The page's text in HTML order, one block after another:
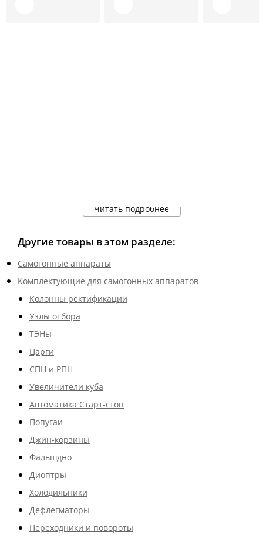
Читать подробнее
Другие товары в этом разделе:
Самогонные аппараты
Комплектующие для самогонных аппаратов
Колонны ректификации
Узлы отбора
ТЭНы
Царги
СПН и РПН
Увеличители куба
Автоматика Старт-стоп
Попугаи
Джин-корзины
Фальшдно
Диоптры
Холодильники
Дефлегматоры
Переходники и повороты